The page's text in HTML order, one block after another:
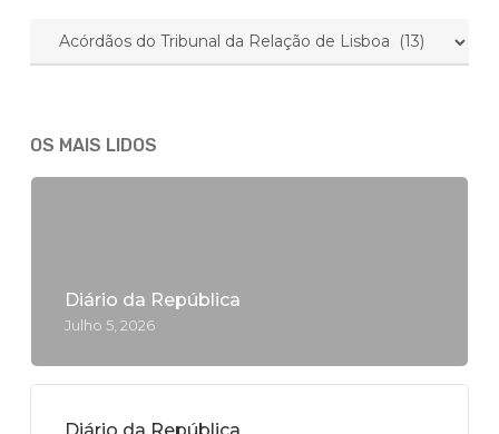
ASSUNTO…
OS MAIS LIDOS
Diário da República
Julho 5, 2026